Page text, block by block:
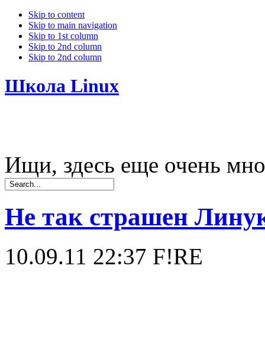
Skip to content
Skip to main navigation
Skip to 1st column
Skip to 2nd column
Skip to 2nd column
Школа Linux
Ищи, здесь еще очень
Не так страшен
10.09.11 22:37 F!RE